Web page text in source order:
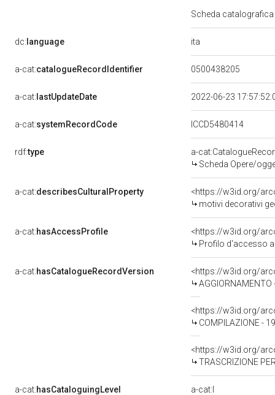
Scheda
dc: language ita
a-cat:catalogueRecordIdentifier 0500438205
a-cat: lastUpdateDate 2022-06-23
a-cat:systemRecordCode ICCD5480414
rdf:type
a-
Scheda Opere/
a-cat:describesCulturalProperty
<https://w3id.org/
motivi decorativi
a-cat:hasAccessProfile
<https://w3id.org/
Profilo d'accesso
a-cat:hasCatalogueRecordVersion
<https://w3id.org/
AGGIORNAMENTO
<https://w3id.org/
COMPILAZIONE -
<https://w3id.org/
TRASCRIZIONE
a-cat:hasCataloguingLevel
a-cat:I